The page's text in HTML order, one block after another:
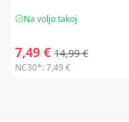
Na voljo takoj
7,49 € 14,99 €
NC30*:7,49 €